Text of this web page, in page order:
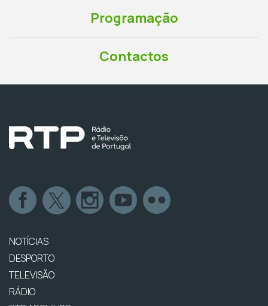
Programação
Contactos
NOTÍCIAS
DESPORTO
TELEVISÃO
RÁDIO